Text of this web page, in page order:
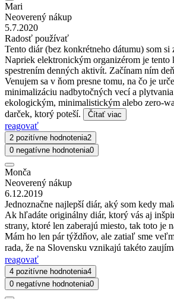
Mari
Neoverený nákup
5.7.2020
Radosť používať
Tento diár (bez konkrétneho dátumu) som si
Napriek elektronickým organizérom je
spestrením denných aktivít. Začínam ním
Venujem sa v ňom presne tomu, na čo je
minimalizáciu nadbytočných vecí a
ekologickým, minimalistickým alebo zero-
darček, ktorý poteší.
Čítať viac
reagovať
2 pozitívne hodnotenia2
0 negatívne hodnotenia0
Monča
Neoverený nákup
6.12.2019
Jednoznačne najlepší diár, aký som kedy
Ak hľadáte originálny diár, ktorý vás aj
strany, ktoré len zaberajú miesto, tak toto je
Mám ho len pár týždňov, ale zatiaľ sme
rada, že na Slovensku vznikajú takéto
reagovať
4 pozitívne hodnotenia4
0 negatívne hodnotenia0